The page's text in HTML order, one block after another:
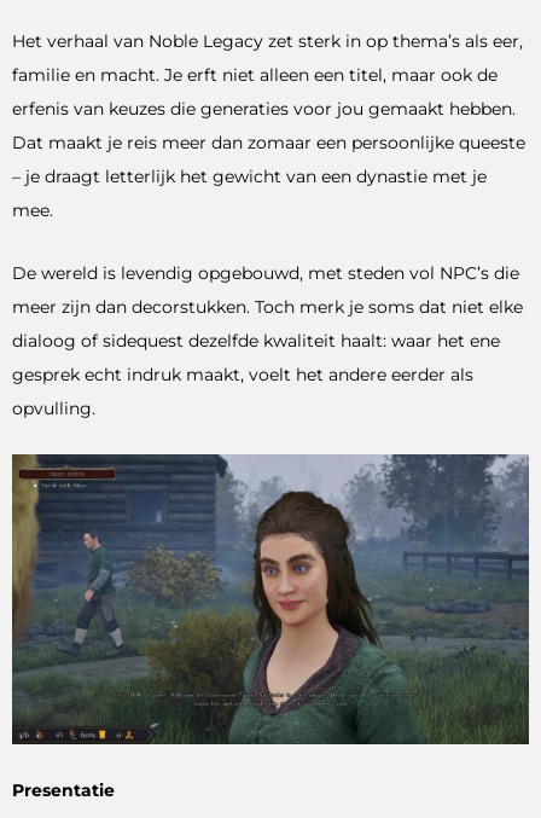
Het verhaal van Noble Legacy zet sterk in op thema’s als eer,
familie en macht. Je erft niet alleen een titel, maar ook de
erfenis van keuzes die generaties voor jou gemaakt hebben.
Dat maakt je reis meer dan zomaar een persoonlijke queeste
– je draagt letterlijk het gewicht van een dynastie met je
mee.
De wereld is levendig opgebouwd, met steden vol NPC’s die
meer zijn dan decorstukken. Toch merk je soms dat niet elke
dialoog of sidequest dezelfde kwaliteit haalt: waar het ene
gesprek echt indruk maakt, voelt het andere eerder als
opvulling.
Presentatie